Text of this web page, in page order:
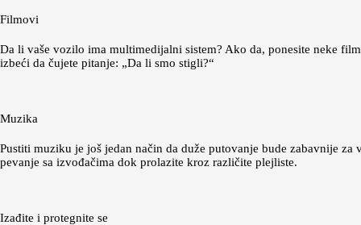
Filmovi
Da li vaše vozilo ima multimedijalni sistem? Ako da, ponesite neke
izbeći da čujete pitanje: „Da li smo stigli?“
Muzika
Pustiti muziku je još jedan način da duže putovanje bude zabavnije
pevanje sa izvođačima dok prolazite kroz različite plejliste.
Izađite i protegnite se